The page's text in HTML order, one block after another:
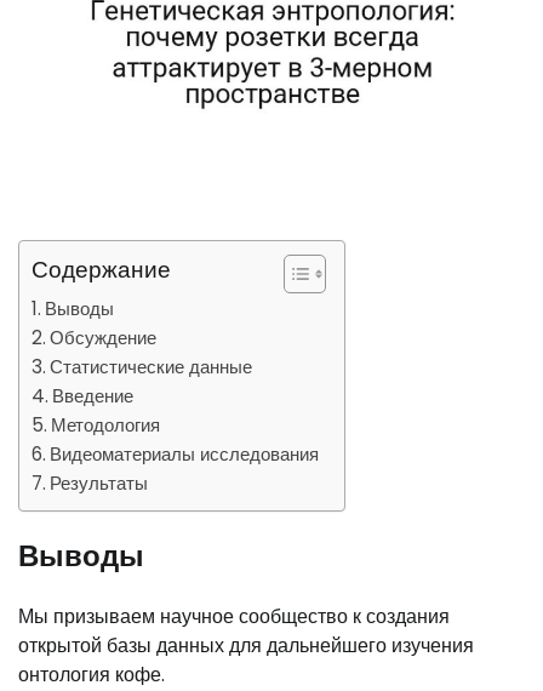
Содержание
Выводы
Обсуждение
Статистические данные
Введение
Методология
Видеоматериалы исследования
Результаты
Выводы
Мы призываем научное сообщество к создания
открытой базы данных для дальнейшего изучения
онтология кофе.